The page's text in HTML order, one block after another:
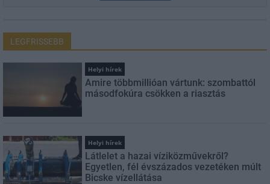
LEGFRISSEBB
Helyi hírek
Amire többmillióan vártunk: szombattól
másodfokúra csökken a riasztás
Helyi hírek
Látlelet a hazai víziközművekről?
Egyetlen, fél évszázados vezetéken múlt
Bicske vízellátása